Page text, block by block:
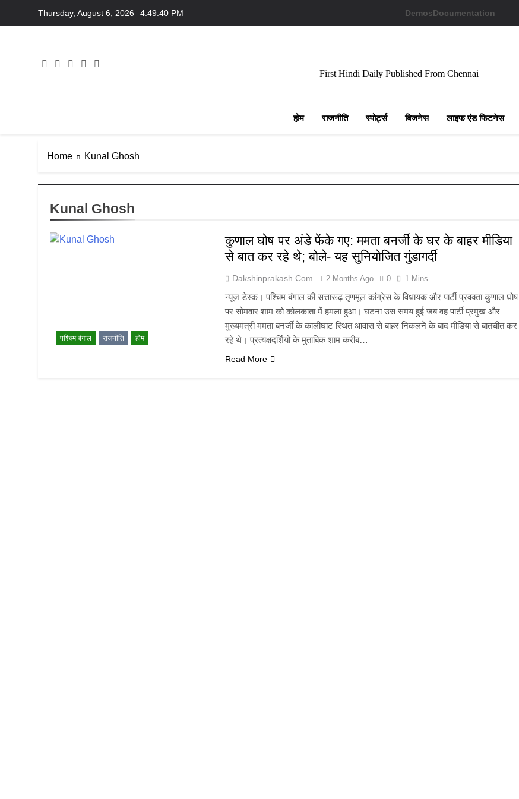
Thursday, August 6, 2026 4:49:40 PM DemosDocumentation
First Hindi Daily Published From Chennai
होम राजनीति स्पोर्ट्स बिजनेस लाइफ एंड फिटनेस
Home Kunal Ghosh
Kunal Ghosh
पश्चिम बंगाल राजनीति होम
कुणाल घोष पर अंडे फेंके गए: ममता बनर्जी के घर के बाहर मीडिया
से बात कर रहे थे; बोले- यह सुनियोजित गुंडागर्दी
Dakshinprakash.com 2 Months Ago 0 1 Mins
न्यूज डेस्क। पश्चिम बंगाल की सत्तारूढ़ तृणमूल कांग्रेस के विधायक और पार्टी प्रवक्ता कुणाल घोष
पर सोमवार शाम को कोलकाता में हमला हुआ। घटना उस समय हुई जब वह पार्टी प्रमुख और
मुख्यमंत्री ममता बनर्जी के कालीघाट स्थित आवास से बाहर निकलने के बाद मीडिया से बातचीत कर
रहे थे। प्रत्यक्षदर्शियों के मुताबिक शाम करीब…
Read More